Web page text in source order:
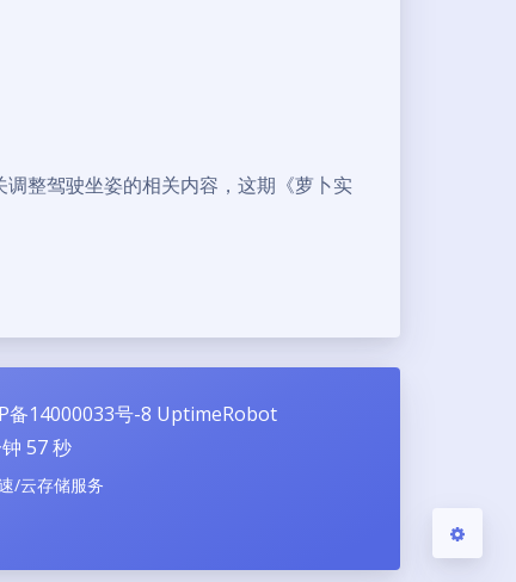
夜间模式
关闭 日落 暗化 灰度
整驾驶坐姿的相关内容，这期《萝卜实
备14000033号-8 UptimeRobot
57秒
/云存储服务